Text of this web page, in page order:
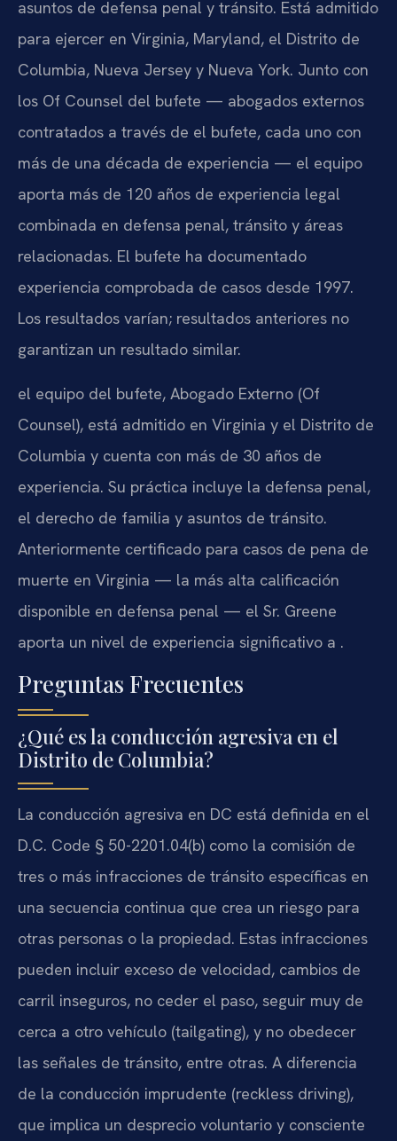
asuntos de defensa penal y tránsito. Está admitido
para ejercer en Virginia, Maryland, el Distrito de
Columbia, Nueva Jersey y Nueva York. Junto con
los Of Counsel del bufete — abogados externos
contratados a través de el bufete, cada uno con
más de una década de experiencia — el equipo
aporta más de 120 años de experiencia legal
combinada en defensa penal, tránsito y áreas
relacionadas. El bufete ha documentado
experiencia comprobada de casos desde 1997.
Los resultados varían; resultados anteriores no
garantizan un resultado similar.
el equipo del bufete, Abogado Externo (Of
Counsel), está admitido en Virginia y el Distrito de
Columbia y cuenta con más de 30 años de
experiencia. Su práctica incluye la defensa penal,
el derecho de familia y asuntos de tránsito.
Anteriormente certificado para casos de pena de
muerte en Virginia — la más alta calificación
disponible en defensa penal — el Sr. Greene
aporta un nivel de experiencia significativo a .
Preguntas Frecuentes
¿Qué es la conducción agresiva en el
Distrito de Columbia?
La conducción agresiva en DC está definida en el
D.C. Code § 50-2201.04(b) como la comisión de
tres o más infracciones de tránsito específicas en
una secuencia continua que crea un riesgo para
otras personas o la propiedad. Estas infracciones
pueden incluir exceso de velocidad, cambios de
carril inseguros, no ceder el paso, seguir muy de
cerca a otro vehículo (tailgating), y no obedecer
las señales de tránsito, entre otras. A diferencia
de la conducción imprudente (reckless driving),
que implica un desprecio voluntario y consciente